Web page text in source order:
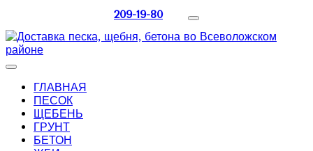
209-19-80
ГЛАВНАЯ
ПЕСОК
ЩЕБЕНЬ
ГРУНТ
БЕТОН